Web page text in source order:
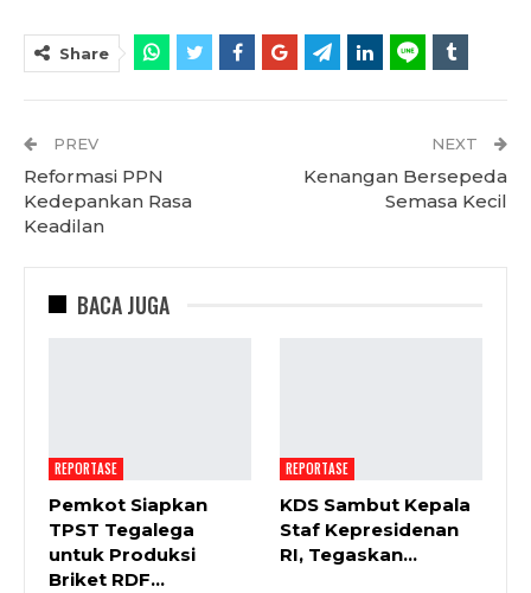
Share
PREV
Reformasi PPN
Kedepankan Rasa
Keadilan
NEXT
Kenangan Bersepeda
Semasa Kecil
BACA JUGA
REPORTASE
Pemkot Siapkan
TPST Tegalega
untuk Produksi
Briket RDF…
REPORTASE
KDS Sambut Kepala
Staf Kepresidenan
RI, Tegaskan…